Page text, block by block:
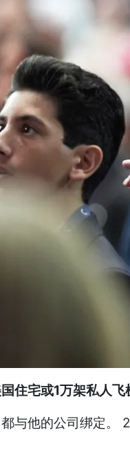
住宅或1万架私人飞
与他的公司绑定。